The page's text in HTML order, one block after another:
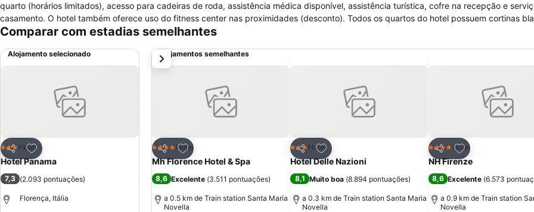
quarto (horários limitados), acesso para cadeiras de roda, assistência médica disponível, assistência turística, cofre na recepção e
casamento. O hotel também oferece uso do fitness center nas proximidades (desconto). Todos os quartos do hotel possuem cortinas blackout,
janelas com vista, acesso para cadeiras de roda, berços disponíveis, cofre no quarto, mesa de escritório e sofá-cama. Os quartos
Comparar com estadias semelhantes
Alojamento selecionado
Partilhar
Adicionar aos favoritos
3 Estrelas
Hotel
Hotel Panama
7,3 (2.093 pontuações)
Florença, Itália
Alojamentos semelhantes
Partilhar
Adicionar aos favoritos
4 EstrelasHotel
Mh Florence Hotel & Spa
8,6 Excelente (3.511 pontuações)
a 0.5 km de Train station Santa Maria
Novella
Partilhar
Adicionar aos favoritos
3 Estrelas
Hotel
Hotel Delle Nazioni
8,1 Muito boa (8.894 pontuações)
a 0.3 km de Train station Santa Maria
Novella
Partilhar
Adicionar aos
4 EstrelasHotel
NH Firenze
8,6 Excelente (6.573
a 0.9 km de Train station
Novella
próximo